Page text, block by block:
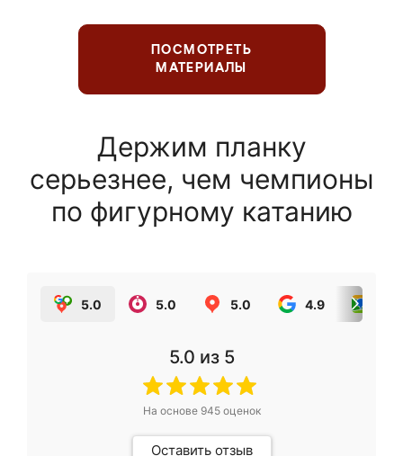
ПОСМОТРЕТЬ
МАТЕРИАЛЫ
Держим планку
серьезнее, чем чемпионы
по фигурному катанию
5.0 5.0 5.0 4.9
5.0 из 5
На основе 945оценок
Оставить отзыв